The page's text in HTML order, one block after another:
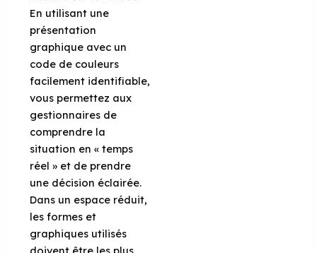
En utilisant une
présentation
graphique avec un
code de couleurs
facilement identifiable,
vous permettez aux
gestionnaires de
comprendre la
situation en « temps
réel » et de prendre
une décision éclairée.
Dans un espace réduit,
les formes et
graphiques utilisés
doivent être les plus